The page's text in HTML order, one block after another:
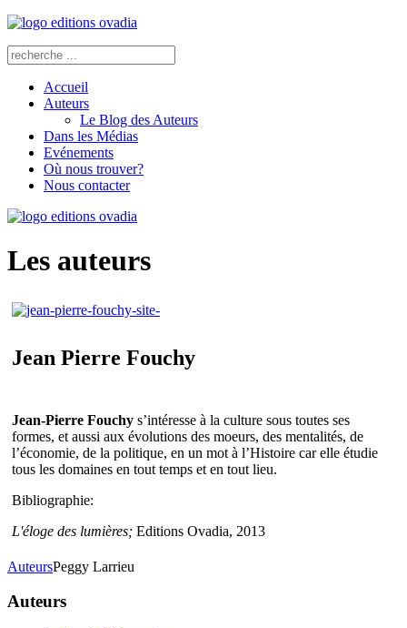
Accueil
Auteurs
Le Blog des Auteurs
Dans les Médias
Evénements
Où nous trouver?
Nous contacter
Les auteurs
Jean Pierre Fouchy
Jean-Pierre Fouchy s’intéresse à la culture sous toutes ses
formes, et aussi aux évolutions des moeurs, des mentalités, de
l’économie, de la politique, en un mot à l’Histoire car elle étudie
tous les domaines en tout temps et en tout lieu.
Bibliographie:
L'éloge des lumières; Editions Ovadia, 2013
AuteursPeggy Larrieu
Auteurs